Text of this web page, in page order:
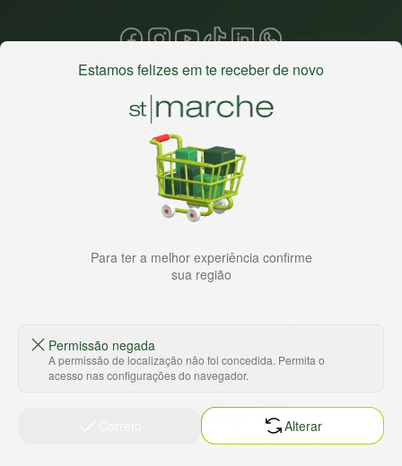
HORTUS COMERCIO DE ALIMENTOS S.A
CNPJ: 09.000.493/0002-15
Ajuda e Suporte
Trabalhe conosco
Termos e políticas
Política de reembolso
Baixe nosso app
Estamos felizes em te receber de novo
Para ter a melhor experiência confirme
sua região
Permissão negada
A permissão de localização não foi concedida. Permita o
acesso nas configurações do navegador.
Alterar